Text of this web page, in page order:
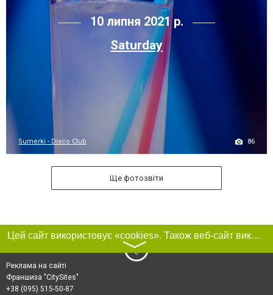
10 липня 2021 р.
Saturday
Sumerki - Disco Club 86
Ще фотозвіти
Цей сайт використовує «cookies». Також веб-сайт використовує інтернет-сервіс для збору технічних даних стосовно відвідувачів з метою отримання маркетингової та статистичної інформації. Умови обробки даних відвідувачів сайту див.
〉
Реклама на сайті
Франшиза "CitySites"
+38 (095) 515-50-87